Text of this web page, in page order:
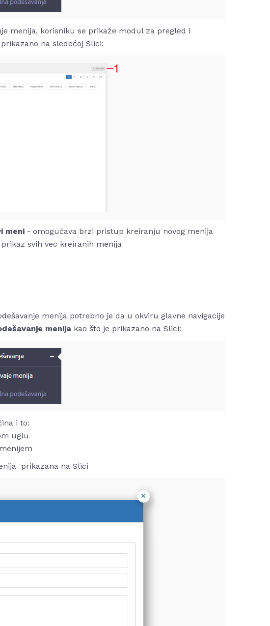
menija, korisniku se prikaže modul za pregled i
na sledećoj Slici:
meni - omogućava brzi pristup kreiranju novog menija
svih vec kreiranih menija
menija potrebno je da u okviru glavne navigacije
menija kao što je prikazano na Slici:
i to:
uglu
prikazana na Slici